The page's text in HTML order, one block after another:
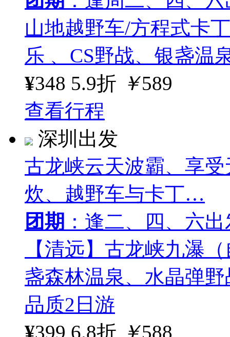
山地越野车/方程式卡
乐 、CS野战、银盏温
¥348 5.9折 ￥589
查看行程
深圳出发
古龙峡云天波霸、享
炊、越野车与卡丁…
团期 ：逢二、四、六
【清远】古龙峡九瀑
盏森林温泉、水晶弹
品质2日游
¥399 6.8折 ￥588